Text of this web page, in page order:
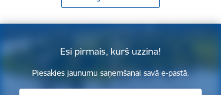
Esi pirmais, kurš uzzina!
Piesakies jaunumu saņemšanai savā e-pastā.